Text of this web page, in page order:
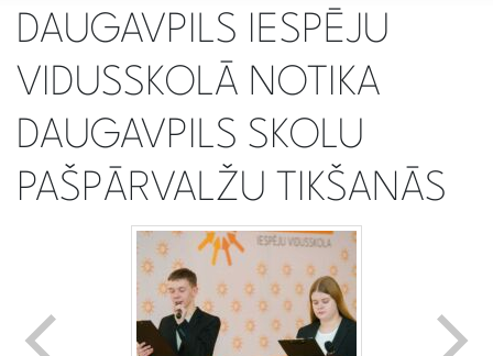
DAUGAVPILS IESPĒJU
VIDUSSKOLĀ NOTIKA
DAUGAVPILS SKOLU
PAŠPĀRVALŽU TIKŠANĀS